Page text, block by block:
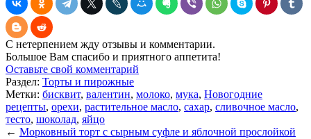
С нетерпением жду отзывы и комментарии.
Большое Вам спасибо и приятного аппетита!
Оставьте свой комментарий
Раздел: Торты и пирожные
Метки: бисквит, валентин, молоко, мука, Новогодние
рецепты, орехи, растительное масло, сахар, сливочное масло,
тесто, шоколад, яйцо
← Морковный торт с сырным суфле и яблочной прослойкой